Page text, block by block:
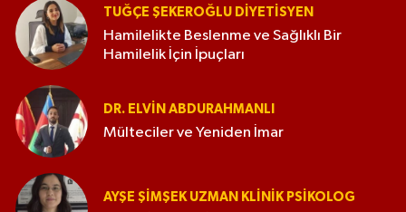
TUĞÇE ŞEKEROĞLU DIYETISYEN
Hamilelikte Beslenme ve Sağlıklı Bir
Hamilelik İçin İpuçları
DR. ELVIN ABDURAHMANLI
Mülteciler ve Yeniden İmar
AYŞE ŞIMŞEK UZMAN KLINIK PSIKOLOG